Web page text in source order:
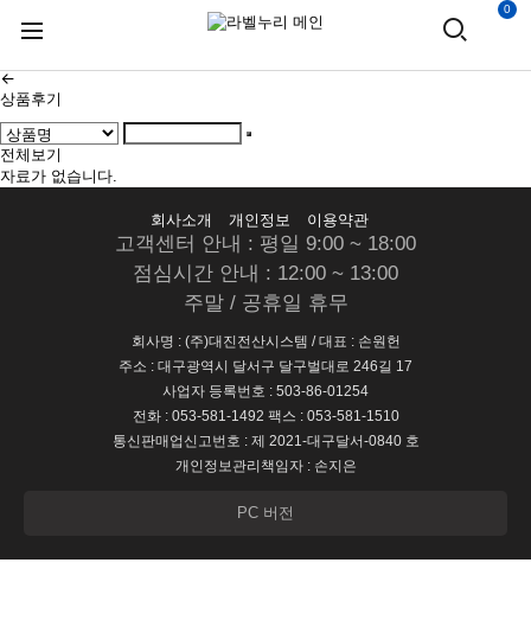
0
상품후기
전체보기
자료가 없습니다.
회사소개 개인정보 이용약관
고객센터 안내 : 평일 9:00 ~ 18:00
점심시간 안내 : 12:00 ~ 13:00
주말 / 공휴일 휴무
회사명 : (주)대진전산시스템 / 대표 : 손원헌
주소 : 대구광역시 달서구 달구벌대로 246길 17
사업자 등록번호 : 503-86-01254
전화 : 053-581-1492 팩스 : 053-581-1510
통신판매업신고번호 : 제 2021-대구달서-0840 호
개인정보관리책임자 : 손지은
PC 버전